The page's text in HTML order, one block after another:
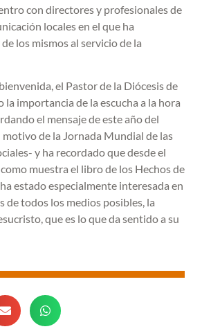
con directores y profesionales de
locales en el que ha
los mismos al servicio de la
el Pastor de la Diócesis de
la importancia de la escucha a la hora
el mensaje de este año del
motivo de la Jornada Mundial de las
y ha recordado que desde el
muestra el libro de los Hechos de
estado especialmente interesada en
de todos los medios posibles, la
que es lo que da sentido a su